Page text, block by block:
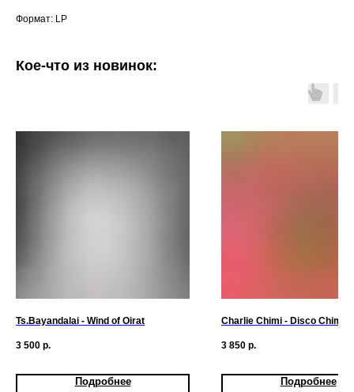
Формат: LP
Кое-что из новинок:
Ts.Bayandalai - Wind of Oirat
3 500 р.
Подробнее
Charlie Chimi - Disco Chimi
3 850 р.
Подробнее